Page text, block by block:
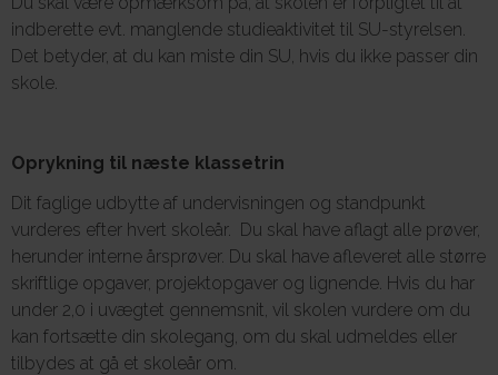
indberette evt. manglende studieaktivitet til SU-styrelsen.
Det betyder, at du kan miste din SU, hvis du ikke passer din
skole.
Oprykning til næste klassetrin
Dit faglige udbytte af undervisningen og standpunkt
vurderes efter hvert skoleår. Du skal have aflagt alle prøver,
herunder interne årsprøver. Du skal have afleveret alle større
skriftlige opgaver, projektopgaver og lignende. Hvis du har
under 2,0 i uvægtet gennemsnit, vil skolen vurdere om du
kan fortsætte din skolegang, om du skal udmeldes eller
tilbydes at gå et skoleår om.